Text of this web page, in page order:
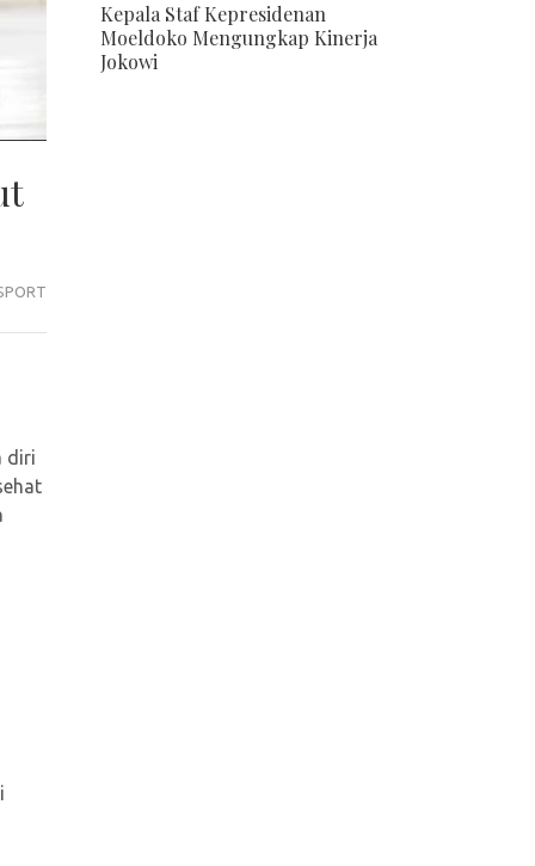
diri
Kepala Staf Kepresidenan
Moeldoko Mengungkap Kinerja
Jokowi